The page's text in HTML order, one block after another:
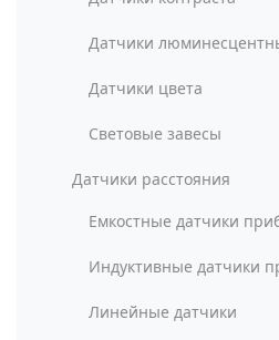
Датчики
Датчики цвета
Световые завесы
Датчики расстояния
Емкостные датчики
Индуктивные датчики
Линейные датчики